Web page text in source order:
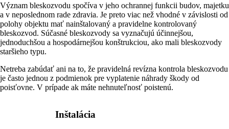
Význam bleskozvodu spočíva v jeho ochrannej funkcii budov, majetku
a v neposlednom rade zdravia. Je preto viac než vhodné v závislosti od
polohy objektu mať nainštalovaný a pravidelne kontrolovaný
bleskozvod. Súčasné bleskozvody sa vyznačujú účinnejšou,
jednoduchšou a hospodárnejšou konštrukciou, ako mali bleskozvody
staršieho typu.
Netreba zabúdať ani na to, že pravidelná revízna kontrola bleskozvodu
je často jednou z podmienok pre vyplatenie náhrady škody od
poisťovne. V prípade ak máte nehnuteľnosť poistenú.
Inštalácia